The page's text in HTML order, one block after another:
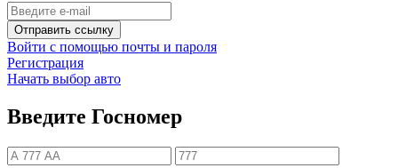
Отправить ссылку
Войти с помощью почты и пароля
Регистрация
Начать выбор авто
Введите Госномер